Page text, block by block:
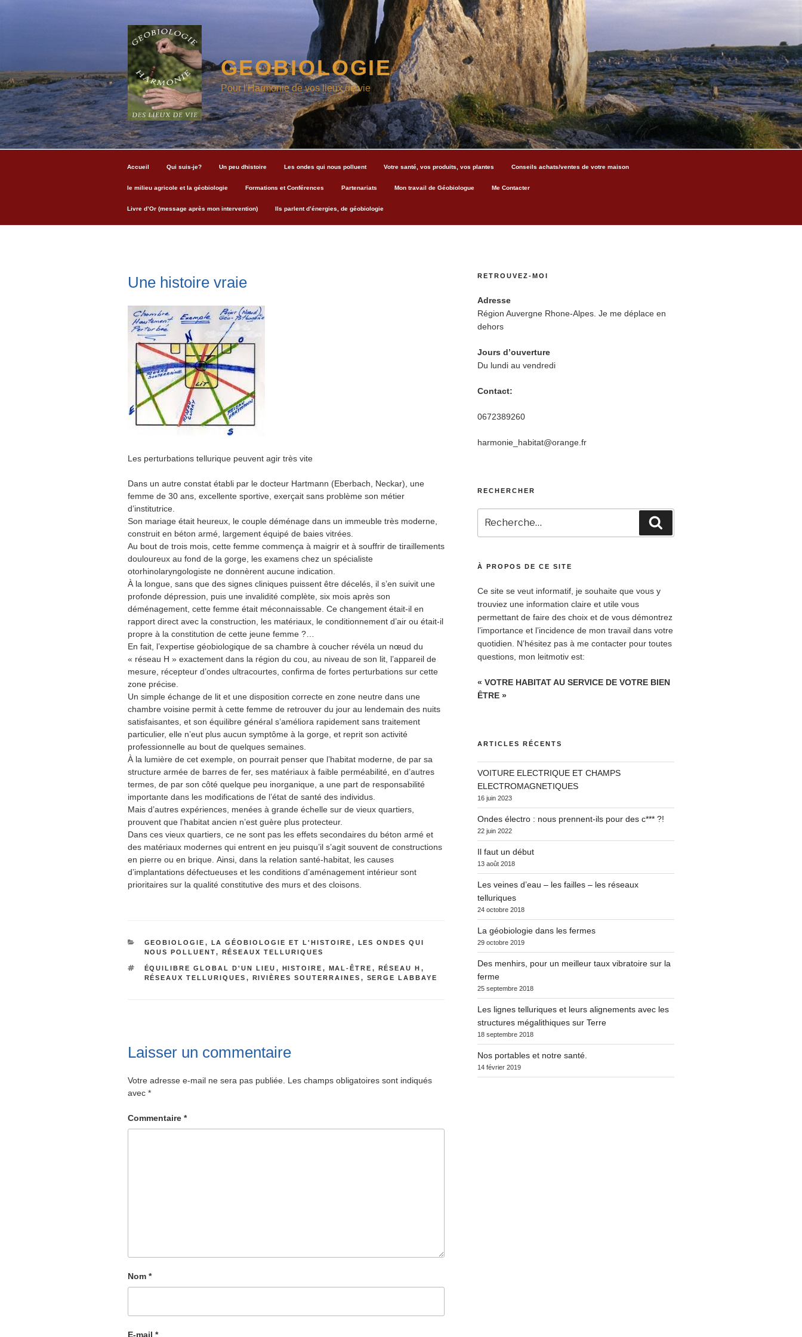
GEOBIOLOGIE
Pour l'Harmonie de vos lieux de vie
Accueil Qui suis-je? Un peu dhistoire Les ondes qui nous polluent Votre santé, vos produits, vos plantes Conseils achats/ventes de votre maison
le milieu agricole et la géobiologie Formations et Conférences Partenariats Mon travail de Géobiologue Me Contacter
Livre d’Or (message après mon intervention) Ils parlent d’énergies, de géobiologie
Une histoire vraie
Les perturbations tellurique peuvent agir très vite
Dans un autre constat établi par le docteur Hartmann (Eberbach, Neckar), une
femme de 30 ans, excellente sportive, exerçait sans problème son métier
d’institutrice.
Son mariage était heureux, le couple déménage dans un immeuble très moderne,
construit en béton armé, largement équipé de baies vitrées.
Au bout de trois mois, cette femme commença à maigrir et à souffrir de tiraillements
douloureux au fond de la gorge, les examens chez un spécialiste
otorhinolaryngologiste ne donnèrent aucune indication.
À la longue, sans que des signes cliniques puissent être décelés, il s’en suivit une
profonde dépression, puis une invalidité complète, six mois après son
déménagement, cette femme était méconnaissable. Ce changement était-il en
rapport direct avec la construction, les matériaux, le conditionnement d’air ou était-il
propre à la constitution de cette jeune femme ?…
En fait, l’expertise géobiologique de sa chambre à coucher révéla un nœud du
« réseau H » exactement dans la région du cou, au niveau de son lit, l’appareil de
mesure, récepteur d’ondes ultracourtes, confirma de fortes perturbations sur cette
zone précise.
Un simple échange de lit et une disposition correcte en zone neutre dans une
chambre voisine permit à cette femme de retrouver du jour au lendemain des nuits
satisfaisantes, et son équilibre général s’améliora rapidement sans traitement
particulier, elle n’eut plus aucun symptôme à la gorge, et reprit son activité
professionnelle au bout de quelques semaines.
À la lumière de cet exemple, on pourrait penser que l’habitat moderne, de par sa
structure armée de barres de fer, ses matériaux à faible perméabilité, en d’autres
termes, de par son côté quelque peu inorganique, a une part de responsabilité
importante dans les modifications de l’état de santé des individus.
Mais d’autres expériences, menées à grande échelle sur de vieux quartiers,
prouvent que l’habitat ancien n’est guère plus protecteur.
Dans ces vieux quartiers, ce ne sont pas les effets secondaires du béton armé et
des matériaux modernes qui entrent en jeu puisqu’il s’agit souvent de constructions
en pierre ou en brique. Ainsi, dans la relation santé-habitat, les causes
d’implantations défectueuses et les conditions d’aménagement intérieur sont
prioritaires sur la qualité constitutive des murs et des cloisons.
CATÉGORIES
GEOBIOLOGIE , LA GÉOBIOLOGIE ET L'HISTOIRE , LES ONDES QUI
NOUS POLLUENT, RÉSEAUX TELLURIQUES
ÉTIQUETTES
ÉQUILIBRE GLOBAL D'UN LIEU , HISTOIRE , MAL-ÊTRE , RÉSEAU H ,
RÉSEAUX TELLURIQUES , RIVIÈRES SOUTERRAINES , SERGE LABBAYE
Laisser un commentaire
Votre adresse e-mail ne sera pas publiée. Les champs obligatoires sont indiqués
avec *
Commentaire *
Nom *
E-mail *
RETROUVEZ-MOI
Adresse
Région Auvergne Rhone-Alpes. Je me déplace en
dehors
Jours d’ouverture
Du lundi au vendredi
Contact:
0672389260
harmonie_habitat@orange.fr
RECHERCHER
pour
À PROPOS DE CE SITE
Ce site se veut informatif, je souhaite que vous y
trouviez une information claire et utile vous
permettant de faire des choix et de vous démontrez
l’importance et l’incidence de mon travail dans votre
quotidien. N’hésitez pas à me contacter pour toutes
questions, mon leitmotiv est:
« VOTRE HABITAT AU SERVICE DE VOTRE BIEN
ÊTRE »
ARTICLES RÉCENTS
VOITURE ELECTRIQUE ET CHAMPS
ELECTROMAGNETIQUES
16 juin 2023
Ondes électro : nous prennent-ils pour des c*** ?!
22 juin 2022
Il faut un début
13 août 2018
Les veines d’eau – les failles – les réseaux
telluriques
24 octobre 2018
La géobiologie dans les fermes
29 octobre 2019
Des menhirs, pour un meilleur taux vibratoire sur la
ferme
25 septembre 2018
Les lignes telluriques et leurs alignements avec les
structures mégalithiques sur Terre
18 septembre 2018
Nos portables et notre santé.
14 février 2019